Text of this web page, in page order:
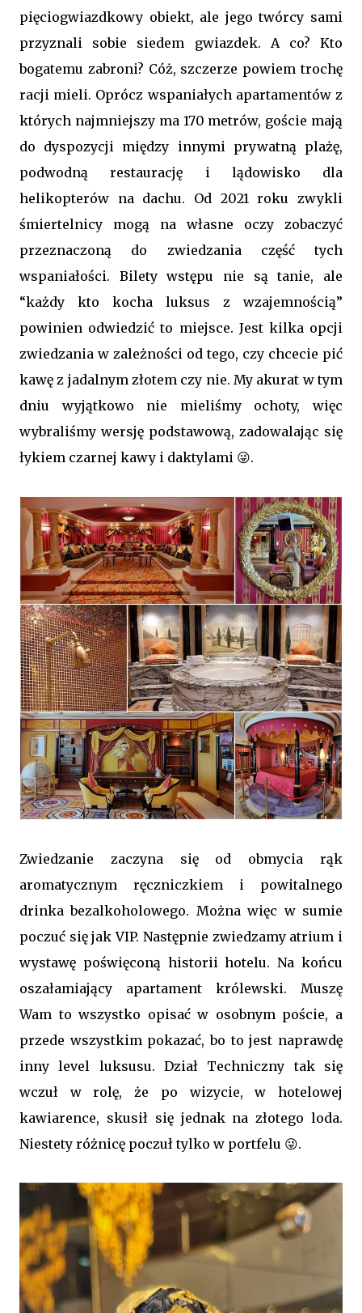
pięciogwiazdkowy obiekt, ale jego twórcy sami
przyznali sobie siedem gwiazdek. A co? Kto
bogatemu zabroni? Cóż, szczerze powiem trochę
racji mieli. Oprócz wspaniałych apartamentów z
których najmniejszy ma 170 metrów, goście mają
do dyspozycji między innymi prywatną plażę,
podwodną restaurację i lądowisko dla
helikopterów na dachu. Od 2021 roku zwykli
śmiertelnicy mogą na własne oczy zobaczyć
przeznaczoną do zwiedzania część tych
wspaniałości. Bilety wstępu nie są tanie, ale
“każdy kto kocha luksus z wzajemnością”
powinien odwiedzić to miejsce. Jest kilka opcji
zwiedzania w zależności od tego, czy chcecie pić
kawę z jadalnym złotem czy nie. My akurat w tym
dniu wyjątkowo nie mieliśmy ochoty, więc
wybraliśmy wersję podstawową, zadowalając się
łykiem czarnej kawy i daktylami 😜.
Zwiedzanie zaczyna się od obmycia rąk
aromatycznym ręczniczkiem i powitalnego
drinka bezalkoholowego. Można więc w sumie
poczuć się jak VIP. Następnie zwiedzamy atrium i
wystawę poświęconą historii hotelu. Na końcu
oszałamiający apartament królewski. Muszę
Wam to wszystko opisać w osobnym poście, a
przede wszystkim pokazać, bo to jest naprawdę
inny level luksusu. Dział Techniczny tak się
wczuł w rolę, że po wizycie, w hotelowej
kawiarence, skusił się jednak na złotego loda.
Niestety różnicę poczuł tylko w portfelu 😜.